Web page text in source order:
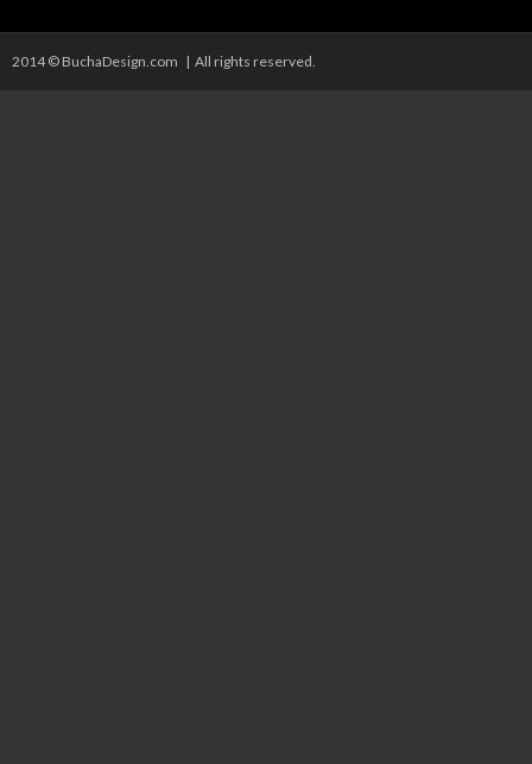
2014 © BuchaDesign.com | All rights reserved.